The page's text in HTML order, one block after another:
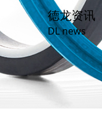
德龙资讯
DL news